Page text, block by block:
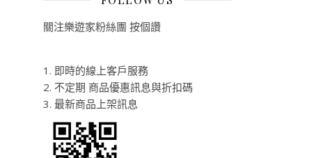
關注樂遊家粉絲團 按個讚
1. 即時的線上客戶服務
2. 不定期 商品優惠訊息與折扣碼
3. 最新商品上架訊息